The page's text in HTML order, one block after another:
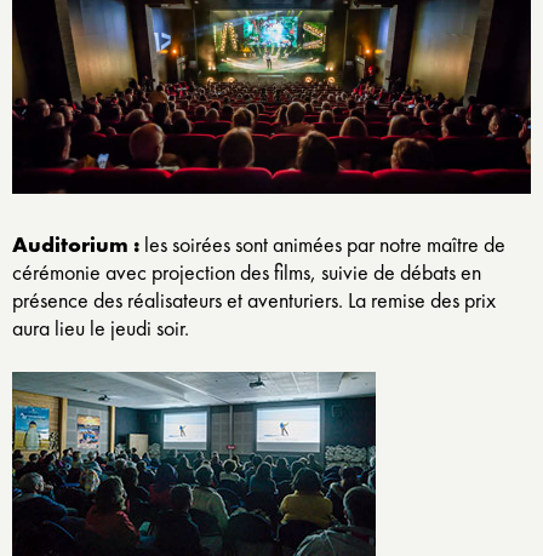
Auditorium : les soirées sont animées par notre maître de
cérémonie avec projection des films, suivie de débats en
présence des réalisateurs et aventuriers. La remise des prix
aura lieu le jeudi soir.